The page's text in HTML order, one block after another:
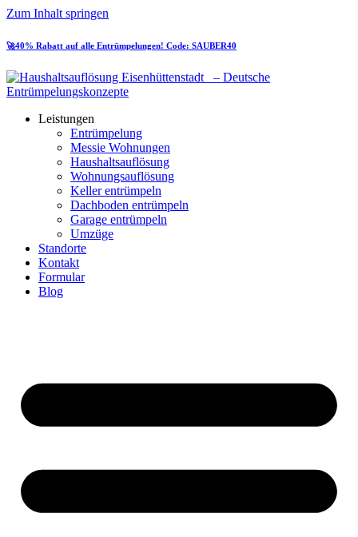
Zum Inhalt springen
🚀40% Rabatt auf alle Entrümpelungen! Code: SAUBER40
Leistungen
Entrümpelung
Messie Wohnungen
Haushaltsauflösung
Wohnungsauflösung
Keller entrümpeln
Dachboden entrümpeln
Garage entrümpeln
Umzüge
Standorte
Kontakt
Formular
Blog